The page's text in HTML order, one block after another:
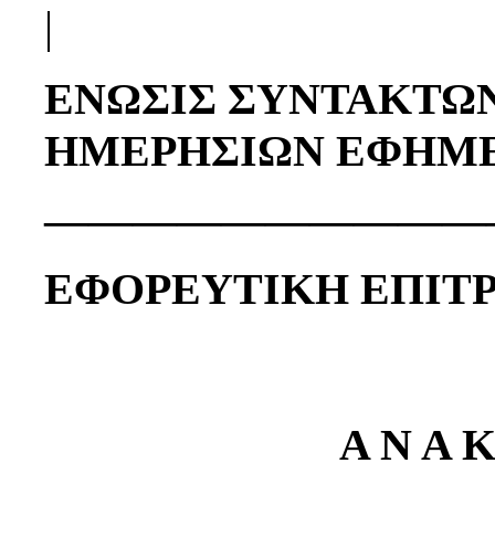
|
ENΩΣΙΣ
ΗΜΕΡΗΣΙΩΝ
ΕΦΟΡΕΥΤΙΚΗ
Α Ν Α